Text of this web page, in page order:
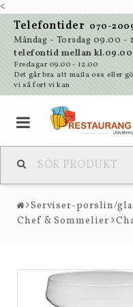
<
Telefontider 070-
Måndag - Torsdag 09.00 -
telefontid mellan
Fredagar 09.00 - 12.00
Det går bra att maila oss eller
vi så fort vi kan
Serviser-porslin/
Chef & Sommelier